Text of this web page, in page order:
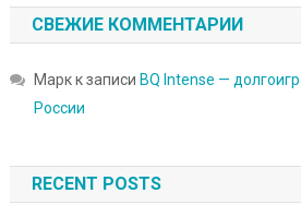
СВЕЖИЕ КОММЕНТАРИИ
Маркк записи BQ Intense —
России
RECENT POSTS